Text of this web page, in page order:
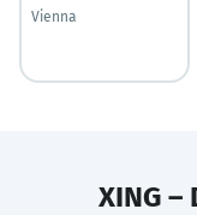
Vienna
XING